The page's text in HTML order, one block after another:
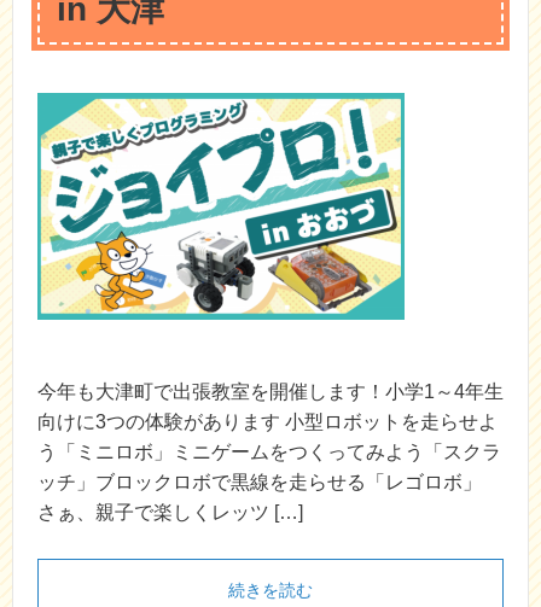
in 大津
今年も大津町で出張教室を開催します！小学1～4年生
向けに3つの体験があります 小型ロボットを走らせよ
う「ミニロボ」ミニゲームをつくってみよう「スクラ
ッチ」ブロックロボで黒線を走らせる「レゴロボ」
さぁ、親子で楽しくレッツ […]
続きを読む